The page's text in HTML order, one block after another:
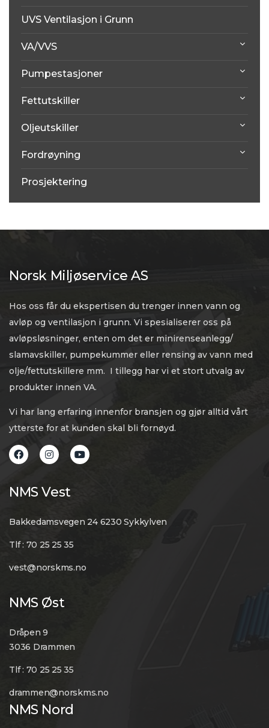
UVS Ventilasjon i Grunn
VA/VVS
Pumpestasjoner
Fettutskiller
Oljeutskiller
Fordrøyning
Prosjektering
Norsk Miljøservice AS
Hos oss får du ekspertisen du trenger innen vann og
avløp og ventilasjon i grunn. Vi spesialiserer oss på
avløpsløsninger, enten om det er minirenseanlegg/
slamavskiller, pumpekummer eller rensing av vann med
olje/fettutskillere mm. I tillegg har vi et stort utvalg av
produkter innen VA.
Vi har lang erfaring innenfor bransjen og gjør alltid vårt
ytterste for at kunden skal bli fornøyd.
NMS Vest
Bakkedamsvegen 24 6230 Sykkylven
Tlf : 70 25 25 35
vest@norskms.no
NMS Øst
Dråpen 9
3036 Drammen
Tlf : 70 25 25 35
drammen@norskms.no
NMS Nord